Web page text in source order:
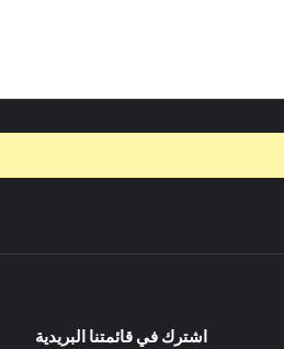
اشترك في قائمتنا البريدية